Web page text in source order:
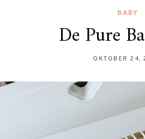
BABY
De Pure
OKTOBER 24,